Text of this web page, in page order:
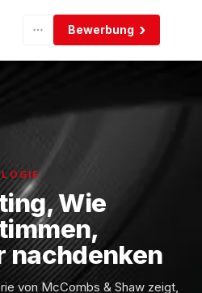
Bewerbung
Wie
nachdenken
von McCombs & Shaw zeigt,